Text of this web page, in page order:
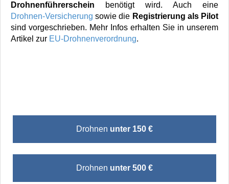
Drohnenführerschein benötigt wird. Auch eine
Drohnen-Versicherung sowie die Registrierung als Pilot
sind vorgeschrieben. Mehr Infos erhalten Sie in unserem
Artikel zur EU-Drohnenverordnung.
Drohnen unter 150 €
Drohnen unter 500 €